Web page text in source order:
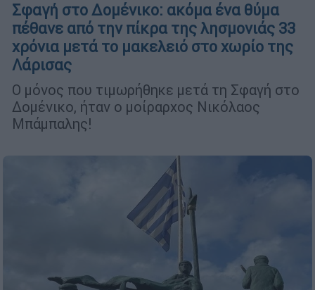
Σφαγή στο Δομένικο: ακόμα ένα θύμα
πέθανε από την πίκρα της λησμονιάς 33
χρόνια μετά το μακελειό στο χωρίο της
Λάρισας
Ο μόνος που τιμωρήθηκε μετά τη Σφαγή στο
Δομένικο, ήταν ο μοίραρχος Νικόλαος
Μπάμπαλης!